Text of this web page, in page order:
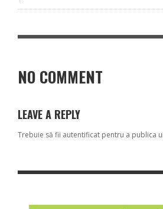
NO COMMENT
LEAVE A REPLY
Trebuie să fii autentificat pentru a publica